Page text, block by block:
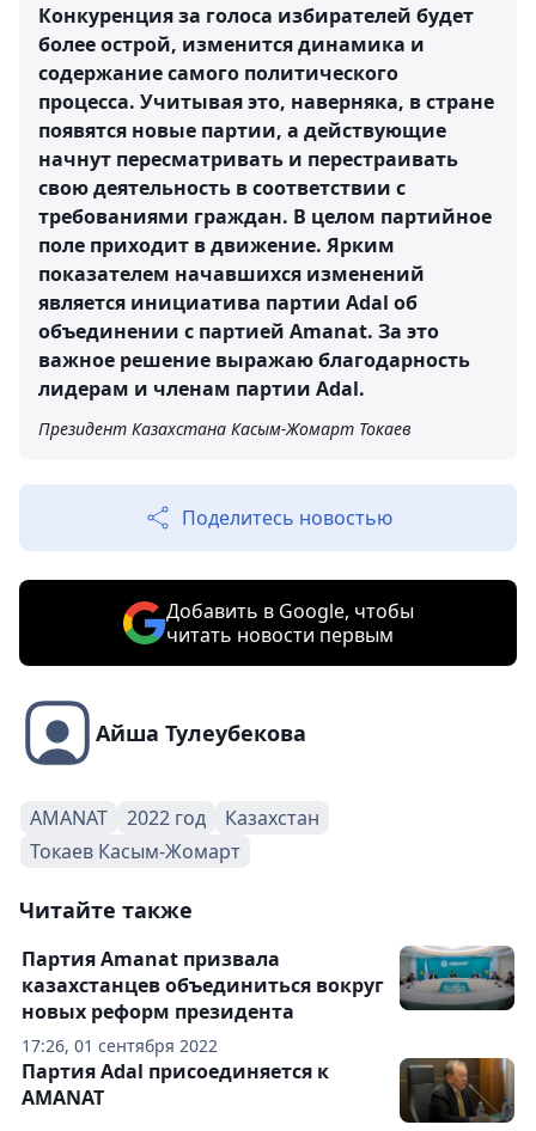
Конкуренция за голоса избирателей будет
более острой, изменится динамика и
содержание самого политического
процесса. Учитывая это, наверняка, в стране
появятся новые партии, а действующие
начнут пересматривать и перестраивать
свою деятельность в соответствии с
требованиями граждан. В целом партийное
поле приходит в движение. Ярким
показателем начавшихся изменений
является инициатива партии Adal об
объединении с партией Amanat. За это
важное решение выражаю благодарность
лидерам и членам партии Adal.
Президент Казахстана Касым-Жомарт Токаев
Поделитесь новостью
Добавить в Google, чтобы
читать новости первым
Айша Тулеубекова
AMANAT 2022 год
Казахстан
Токаев Касым-Жомарт
Читайте также
17:26, 01 сентября 2022
Партия Amanat призвала
казахстанцев объединиться вокруг
новых реформ президента
Партия Adal присоединяется к
AMANAT